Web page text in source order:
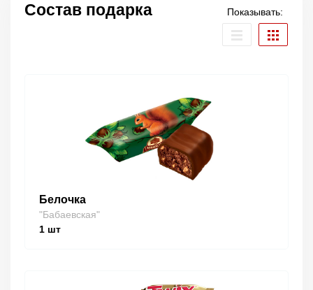
Состав подарка Показывать:
Белочка
"Бабаевская"
1 шт